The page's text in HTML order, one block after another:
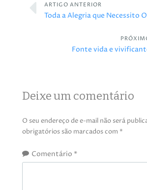
ARTIGO ANTERIOR
Toda a Alegria que Necessito
Fonte vida e
Deixe um comentário
O seu endereço de e-mail não será
obrigatórios são marcados com *
Comentário *